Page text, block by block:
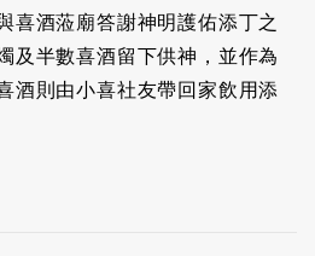
喜酒蒞廟答謝神明護佑添丁之
及半數喜酒留下供神，並作為
酒則由小喜社友帶回家飲用添